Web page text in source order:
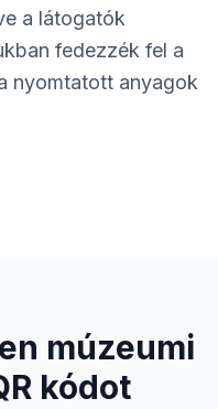
a látogatók
fedezzék fel a
nyomtatott anyagok
múzeumi
kódot